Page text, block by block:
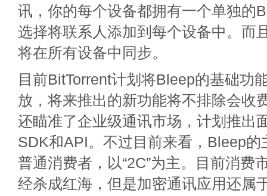
讯，你的每个设备都拥有一个单独的
选择将联系人添加到每个设备中。而
将在所有设备中同步。
目前BitTorrent计划将Bleep的基础功
放，将来推出的新功能将不排除会收
还瞄准了企业级通讯市场，计划推出
SDK和API。不过目前来看，Bleep的
普通消费者，以“2C”为主。目前消费
经杀成红海，但是加密通讯应用还属